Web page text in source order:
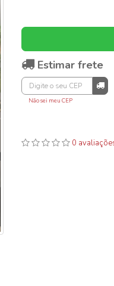
Estimar frete
Não sei meu CEP
0